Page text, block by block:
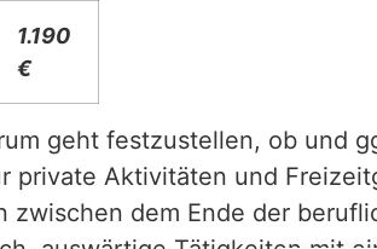
1.190
€
geht festzustellen, ob und
private Aktivitäten und
dem Ende der